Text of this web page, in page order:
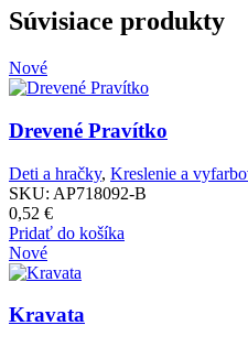
Poznámka:
PARAMETRE
Poznámka:
PARAMETRE
Poznámka:
Súvisiace produkty
Nové
Drevené Pravítko
Deti a hračky, Kreslenie a
SKU: AP718092-B
0,52 €
Pridať do košíka
Nové
Kravata